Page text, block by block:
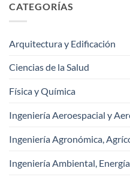
CATEGORÍAS
Arquitectura y Edificación
Ciencias de la Salud
Física y Química
Ingeniería Aeroespacial y
Ingeniería Agronómica,
Ingeniería Ambiental,